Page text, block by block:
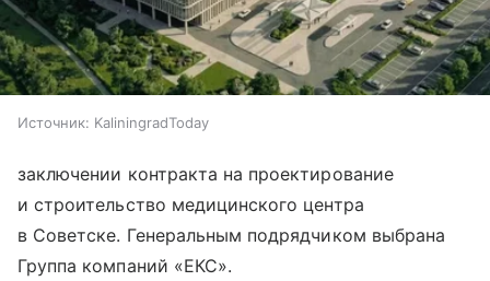
Источник: KaliningradToday
заключении контракта на проектирование
и строительство медицинского центра
в Советске. Генеральным подрядчиком выбрана
Группа компаний «ЕКС».